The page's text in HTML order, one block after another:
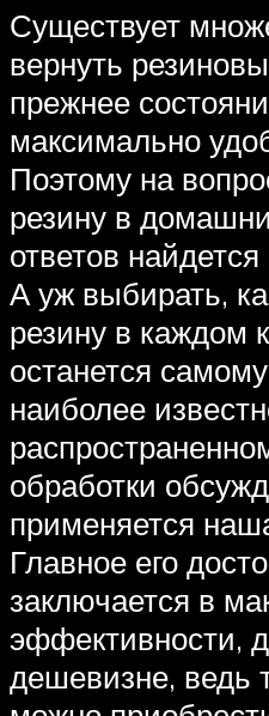
Существует
вернуть
прежнее
максимально
Поэтому на
резину в
ответов
А уж выбирать,
резину в каждом
останется
наиболее
обработки
применяется
Главное его
заключается в
эффективности,
дешевизне, ведь